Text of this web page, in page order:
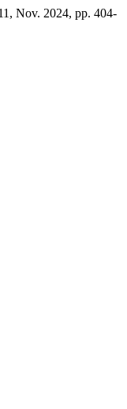
Nov. 2024, pp. 404-